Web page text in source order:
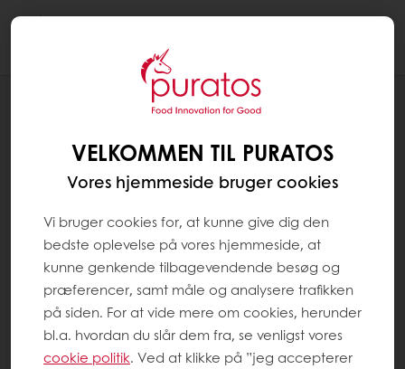
VELKOMMEN TIL PURATOS
Vores hjemmeside bruger cookies
Vi bruger cookies for, at kunne give dig den
bedste oplevelse på vores hjemmeside, at
kunne genkende tilbagevendende besøg og
præferencer, samt måle og analysere trafikken
på siden. For at vide mere om cookies, herunder
bl.a. hvordan du slår dem fra, se venligst vores
cookie politik. Ved at klikke på ”jeg accepterer